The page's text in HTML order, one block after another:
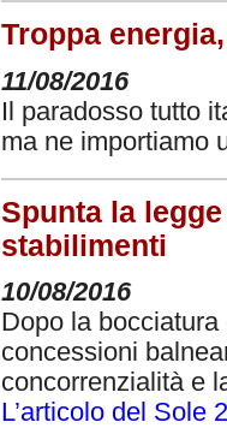
Troppa
11/08/2016
Il paradosso tutto
ma ne importiamo
Spunta la
stabilimenti
10/08/2016
Dopo la bocciatura
concessioni
concorrenzialità e
L’articolo del Sole